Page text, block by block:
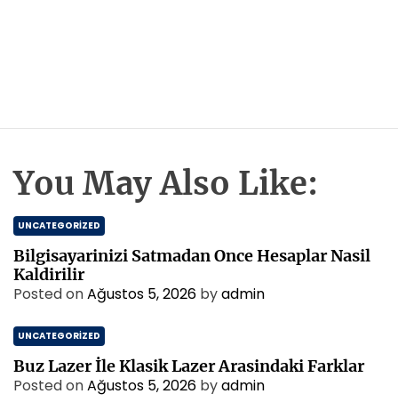
You May Also Like:
UNCATEGORIZED
Bilgisayarinizi Satmadan Once Hesaplar Nasil
Kaldirilir
Posted onAğustos 5, 2026 byadmin
UNCATEGORIZED
Buz Lazer İle Klasik Lazer Arasindaki Farklar
Posted onAğustos 5, 2026 byadmin